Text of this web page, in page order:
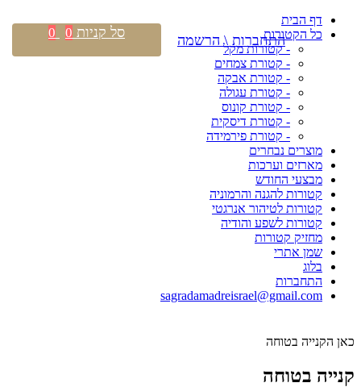
דף הבית
כל הקטורות
- קטורות מקל
- קטורת צמחים
- קטורת אבקה
- קטורת עגולה
- קטורת קונוס
- קטורת דיסקית
- קטורת פירמידה
מוצרים נבחרים
מארזים וערכות
מבצעי החודש
קטורות להגנה והרמוניה
קטורות לטיהור אנרגטי
קטורות לשפע והודיה
מחזיק קטורות
שמן אתרי
בלוג
התחברות
sagradamadreisrael@gmail.com
כאן הקנייה בטוחה
קנייה בטוחה
התחברות \ הרשמה סל קניות 0
0